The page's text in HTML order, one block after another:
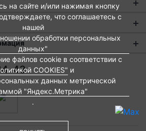
данных
43
на сайте и/или нажимая кнопку
что соглашаетесь с
нашей
обработки персональных
данных"
файлов cookie в соответствии с
COOKIES" и
данных метрической
"Яндекс.Метрика"
.